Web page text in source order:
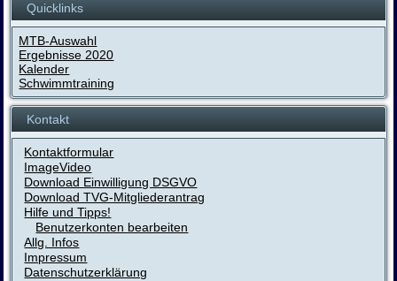
Quicklinks
MTB-Auswahl
Ergebnisse 2020
Kalender
Schwimmtraining
Kontakt
Kontaktformular
ImageVideo
Download Einwilligung DSGVO
Download TVG-Mitgliederantrag
Hilfe und Tipps!
Benutzerkonten bearbeiten
Allg. Infos
Impressum
Datenschutzerklärung